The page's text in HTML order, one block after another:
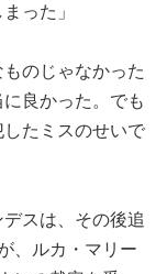
った」
のじゃなかった
良かった。でも
たミスのせいで
スは、その後追
、ルカ・マリー